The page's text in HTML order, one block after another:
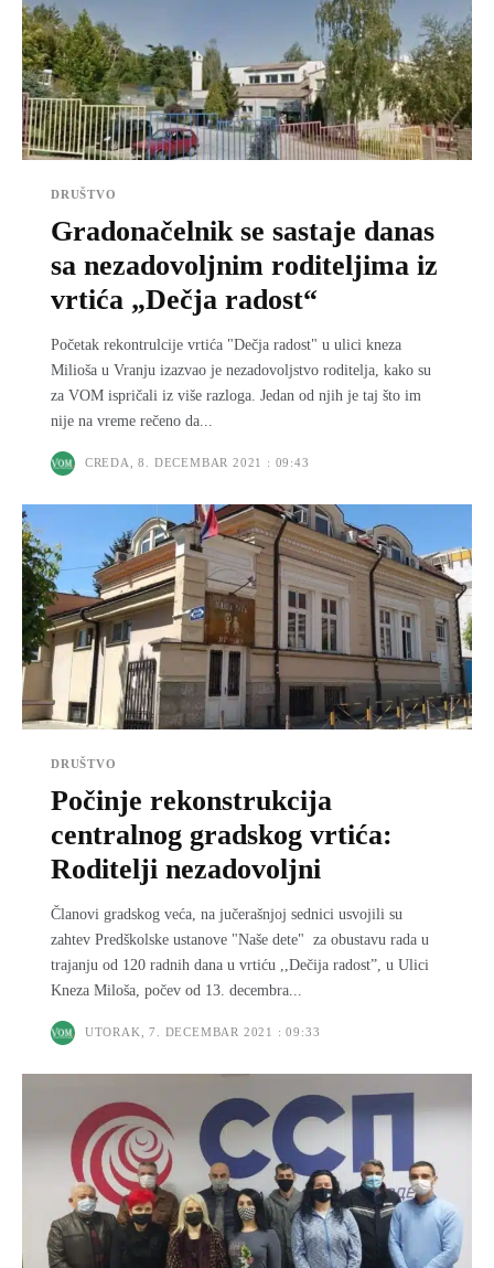
DRUŠTVO
Gradonačelnik se sastaje danas
sa nezadovoljnim roditeljima iz
vrtića „Dečja radost“
Početak rekontrulcije vrtića "Dečja radost" u ulici kneza
Milioša u Vranju izazvao je nezadovoljstvo roditelja, kako su
za VOM ispričali iz više razloga. Jedan od njih je taj što im
nije na vreme rečeno da...
CREDA, 8. DECEMBAR 2021 : 09:43
DRUŠTVO
Počinje rekonstrukcija
centralnog gradskog vrtića:
Roditelji nezadovoljni
Članovi gradskog veća, na jučerašnjoj sednici usvojili su
zahtev Predškolske ustanove "Naše dete" za obustavu rada u
trajanju od 120 radnih dana u vrtiću ,,Dečija radost”, u Ulici
Kneza Miloša, počev od 13. decembra...
UTORAK, 7. DECEMBAR 2021 : 09:33